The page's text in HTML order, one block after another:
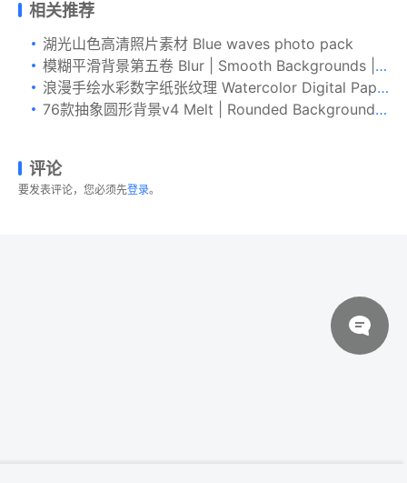
相关推荐
湖光山色高清照片素材 Blue waves photo pack
模糊平滑背景第五卷 Blur | Smooth Backgrounds | Vol. 05
浪漫手绘水彩数字纸张纹理 Watercolor Digital Paper Romantic
76款抽象圆形背景v4 Melt | Rounded Backgrounds | Vol. 04
评论
要发表评论，您必须先登录。